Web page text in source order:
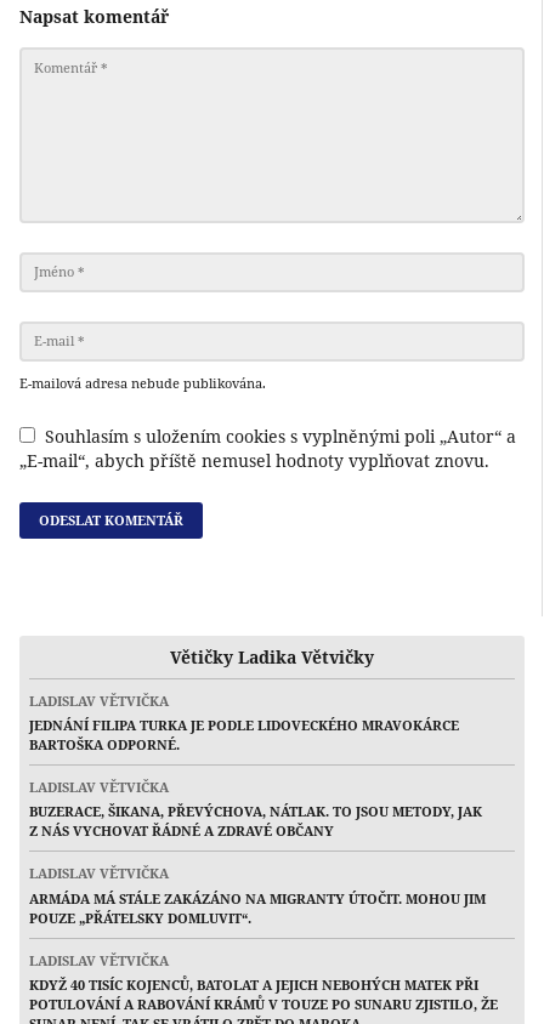
Napsat komentář
E-mailová adresa nebude publikována.
Souhlasím s uložením cookies s vyplněnými poli „Autor“ a
„E-mail“, abych příště nemusel hodnoty vyplňovat znovu.
Větičky Ladika Větvičky
LADISLAV VĚTVIČKA
JEDNÁNÍ FILIPA TURKA JE PODLE LIDOVECKÉHO MRAVOKÁRCE
BARTOŠKA ODPORNÉ.
LADISLAV VĚTVIČKA
BUZERACE, ŠIKANA, PŘEVÝCHOVA, NÁTLAK. TO JSOU METODY, JAK
Z NÁS VYCHOVAT ŘÁDNÉ A ZDRAVÉ OBČANY
LADISLAV VĚTVIČKA
ARMÁDA MÁ STÁLE ZAKÁZÁNO NA MIGRANTY ÚTOČIT. MOHOU JIM
POUZE „PŘÁTELSKY DOMLUVIT“.
LADISLAV VĚTVIČKA
KDYŽ 40 TISÍC KOJENCŮ, BATOLAT A JEJICH NEBOHÝCH MATEK PŘI
POTULOVÁNÍ A RABOVÁNÍ KRÁMŮ V TOUZE PO SUNARU ZJISTILO, ŽE